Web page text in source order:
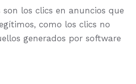
son los clics en anuncios que
como los clics no
generados por software